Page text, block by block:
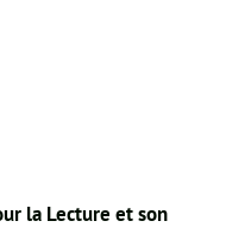
la Lecture et son